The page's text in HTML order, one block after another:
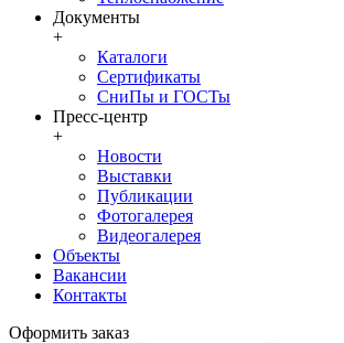
Документы
+
Каталоги
Сертификаты
СниПы и ГОСТы
Пресс-центр
+
Новости
Выставки
Публикации
Фотогалерея
Видеогалерея
Объекты
Вакансии
Контакты
Оформить заказ